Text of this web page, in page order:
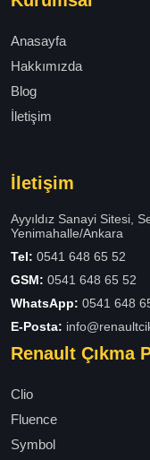
Anasayfa
Hakkımızda
Blog
İletişim
İletişim
Ayyıldız Sanayi Sitesi,
Yenimahalle/Ankara
Tel: 0541 648 65 52
GSM: 0541 648 65 52
WhatsApp: 0541 648
E-Posta:
Renault Çıkma
Clio
Fluence
Symbol